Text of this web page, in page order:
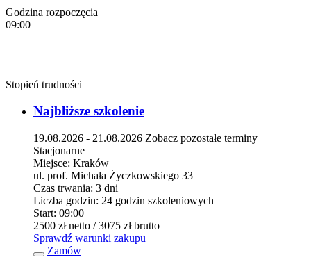
Godzina rozpoczęcia
09:00
Stopień trudności
Najbliższe szkolenie
19.08.2026 - 21.08.2026 Zobacz pozostałe terminy
Stacjonarne
Miejsce: Kraków
ul. prof. Michała Życzkowskiego 33
Czas trwania: 3 dni
Liczba godzin: 24 godzin szkoleniowych
Start: 09:00
2500 złnetto / 3075 złbrutto
Sprawdź warunki zakupu
Zamów